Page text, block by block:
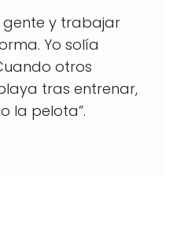
gente y trabajar
Yo solía
otros
tras entrenar,
la pelota”.